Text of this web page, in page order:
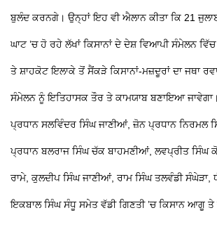
ਬੁਲੰਦ ਕਰਨਗੇ। ਉਨ੍ਹਾਂ ਇਹ ਵੀ ਐਲਾਨ ਕੀਤਾ ਕਿ 21
ਘਾਟ ’ਚ ਹੋ ਰਹੇ ਲੱਖਾਂ ਕਿਸਾਨਾਂ ਦੇ ਦੇਸ਼ ਵਿਆਪੀ ਸੰਮੇਲਨ
ਤੇ ਸ਼ਾਹਕੋਟ ਇਲਾਕੇ ਤੋਂ ਸੈਂਕੜੇ ਕਿਸਾਨਾਂ-ਮਜ਼ਦੂਰਾਂ ਦਾ ਜਥਾ
ਸੰਮੇਲਨ ਨੂੰ ਇਤਿਹਾਸਕ ਤੌਰ ਤੇ ਕਾਮਯਾਬ ਬਣਾਇਆ
ਪ੍ਰਧਾਨ ਸਲਵਿੰਦਰ ਸਿੰਘ ਜਾਣੀਆਂ, ਜ਼ੋਨ ਪ੍ਰਧਾਨ ਨਿਰਮਲ
ਪ੍ਰਧਾਨ ਬਲਰਾਜ ਸਿੰਘ ਚੱਕ ਬਾਹਮਣੀਆਂ, ਲਵਪ੍ਰੀਤ ਸਿੰਘ
ਰਾਮੇ, ਕੁਲਦੀਪ ਸਿੰਘ ਜਾਣੀਆਂ, ਰਾਮ ਸਿੰਘ ਤਲਵੰਡੀ ਸੰਘੇੜਾ,
ਇਕਬਾਲ ਸਿੰਘ ਸੰਧੂ ਸਮੇਤ ਵੱਡੀ ਗਿਣਤੀ ’ਚ ਕਿਸਾਨ ਆਗੂ